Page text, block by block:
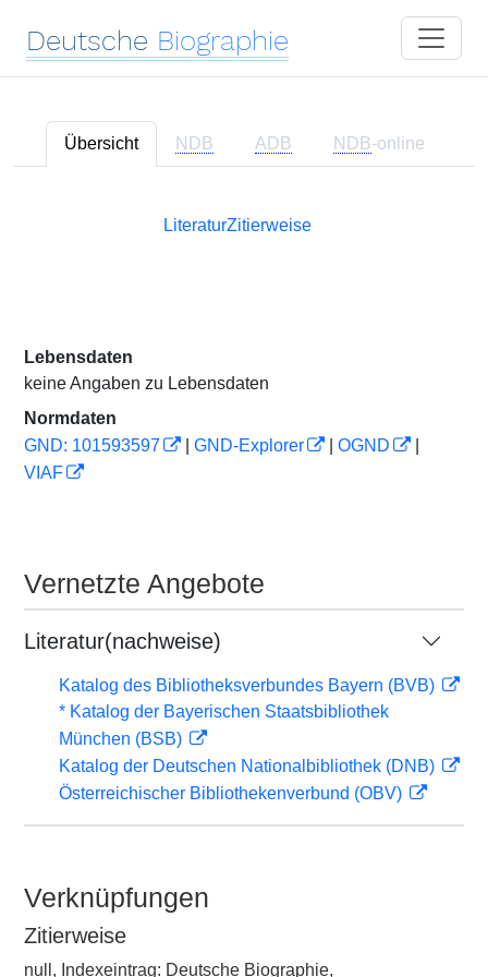
Deutsche Biographie
Übersicht NDB ADB NDB-online
LiteraturZitierweise
Lebensdaten
keine Angaben zu Lebensdaten
Normdaten
GND: 101593597
GND-Explorer OGND
VIAF
Vernetzte Angebote
Literatur(nachweise)
Katalog des Bibliotheksverbundes Bayern (BVB)
* Katalog der Bayerischen Staatsbibliothek
München (BSB)
Katalog der Deutschen Nationalbibliothek (DNB)
Österreichischer Bibliothekenverbund (OBV)
Verknüpfungen
Zitierweise
null, Indexeintrag: Deutsche Biographie,